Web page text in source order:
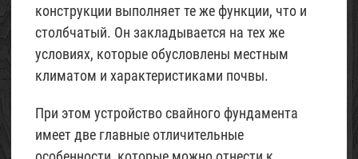
конструкции выполняет те же функции, что и
столбчатый. Он закладывается на тех же
условиях, которые обусловлены местным
климатом и характеристиками почвы.
При этом устройство свайного фундамента
имеет две главные отличительные